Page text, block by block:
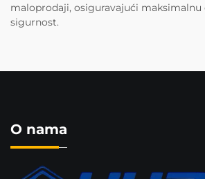
maloprodaji, osiguravajući maksimalnu
sigurnost.
O nama